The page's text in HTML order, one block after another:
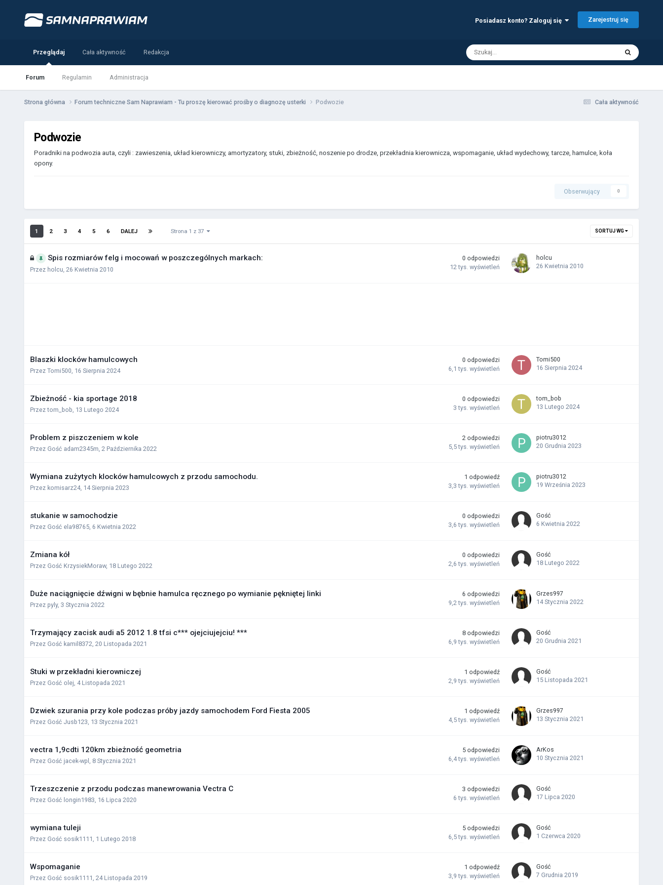
Posiadasz konto? Zaloguj się Zarejestruj się
Przeglądaj
Forum Regulamin Administracja
Cała aktywność Redakcja
Cała aktywność
Strona główna Forum techniczne Sam Naprawiam - Tu proszę kierować prośby o diagnozę usterki Podwozie
Podwozie
Poradniki na podwozia auta, czyli : zawieszenia, układ kierowniczy, amortyzatory, stuki, zbieżność, noszenie po drodze, przekładnia kierownicza, wspomaganie, układ wydechowy, tarcze, hamulce, koła
opony.
Obserwujący 0
SORTUJ WG
1 2 3 4 5 6 DALEJ Strona 1 z 37
Spis rozmiarów felg i mocowań w poszczególnych markach:
Przez holcu 26 Kwietnia 2010
0 odpowiedzi
12 tys. wyświetleń
holcu
26 Kwietnia 2010
Blaszki klocków hamulcowych
Przez Tomi500 16 Sierpnia 2024
0 odpowiedzi
6,1 tys. wyświetleń
Tomi500
16 Sierpnia 2024
Zbieżność - kia sportage 2018
Przeztom_bob 13 Lutego 2024
0 odpowiedzi
3 tys. wyświetleń
tom_bob
13 Lutego 2024
Problem z piszczeniem w kole
Przez Gość adam2345m, 2 Października 2022
2 odpowiedzi
5,5 tys. wyświetleń
piotru3012
20 Grudnia 2023
Wymiana zużytych klocków hamulcowych z przodu samochodu.
Przez komisarz24, 14 Sierpnia 2023
1 odpowiedź
3,3 tys. wyświetleń
piotru3012
19 Września 2023
stukanie w samochodzie
Przez Gość ela98765, 6 Kwietnia 2022
0 odpowiedzi
3,6 tys. wyświetleń
Gość
6 Kwietnia 2022
Zmiana kół
Przez Gość KrzysiekMoraw, 18 Lutego 2022
0 odpowiedzi
2,6 tys. wyświetleń
Gość
18 Lutego 2022
Duże naciągnięcie dźwigni w bębnie hamulca ręcznego po wymianie pękniętej linki
Przez pyly, 3 Stycznia 2022
6 odpowiedzi
9,2 tys. wyświetleń
Grzes997
14 Stycznia 2022
Trzymający zacisk audi a5 2012 1.8 tfsi c*** ojejciujejciu! ***
Przez Gość kamil8372, 20 Listopada 2021
8 odpowiedzi
6,9 tys. wyświetleń
Gość
20 Grudnia 2021
Stuki w przekładni kierowniczej
Przez Gość olej, 4 Listopada 2021
1 odpowiedź
2,9 tys. wyświetleń
Gość
15 Listopada 2021
Dzwiek szurania przy kole podczas próby jazdy samochodem Ford Fiesta 2005
Przez Gość Jusb123, 13 Stycznia 2021
1 odpowiedź
4,5 tys. wyświetleń
Grzes997
13 Stycznia 2021
vectra 1,9cdti 120km zbieżność geometria
Przez Gość jacek-wpl, 8 Stycznia 2021
5 odpowiedzi
6,4 tys. wyświetleń
ArKos
10 Stycznia 2021
Trzeszczenie z przodu podczas manewrowania Vectra C
Przez Gość longin1983, 16 Lipca 2020
3 odpowiedzi
6 tys. wyświetleń
Gość
17 Lipca 2020
wymiana tuleji
Przez Gość sosik1111, 1 Lutego 2018
5 odpowiedzi
6,5 tys. wyświetleń
Gość
1 Czerwca 2020
Wspomaganie
Przez Gość sosik1111, 24 Listopada 2019
1 odpowiedź
3,9 tys. wyświetleń
Gość
7 Grudnia 2019